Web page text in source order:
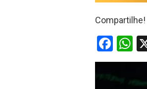
Compartilhe!
F
a
ce
W
h